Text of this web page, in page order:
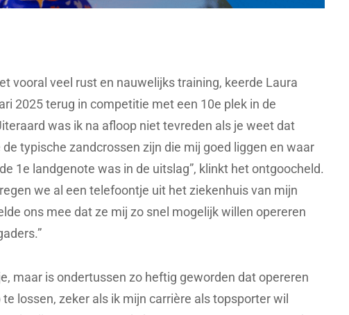
vooral veel rust en nauwelijks training, keerde Laura
2025 terug in competitie met een 10e plek in de
was ik na afloop niet tevreden als je weet dat
typische zandcrossen zijn die mij goed liggen en waar
1e landgenote was in de uitslag”, klinkt het ontgoocheld.
we al een telefoontje uit het ziekenhuis van mijn
ons mee dat ze mij zo snel mogelijk willen opereren
maar is ondertussen zo heftig geworden dat opereren
lossen, zeker als ik mijn carrière als topsporter wil